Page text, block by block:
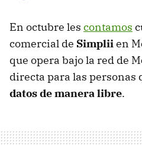
En octubre les contamos
comercial de Simpliien
que opera bajo la red de
directa para las personas
datos de manera libre.